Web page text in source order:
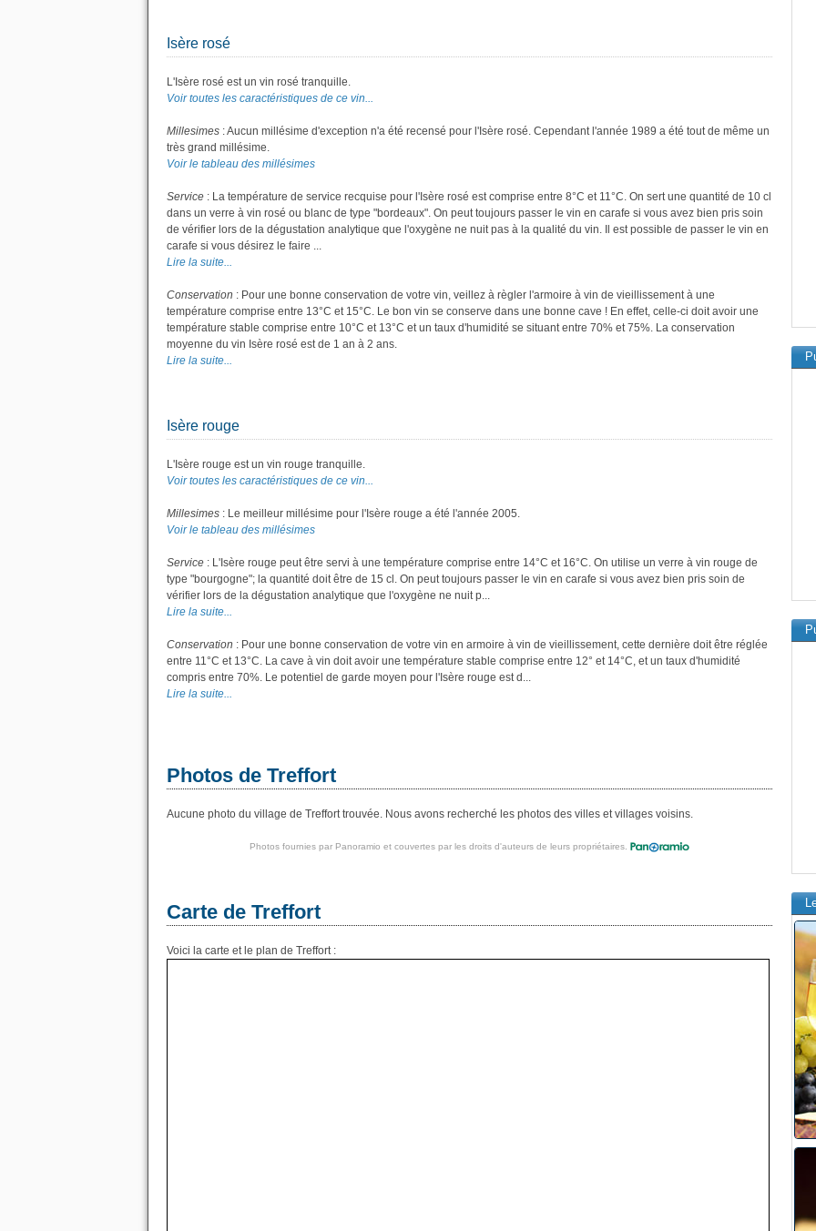
Isère rosé
L'Isère rosé est un vin rosé tranquille.
Voir toutes les caractéristiques de ce vin...
Millesimes : Aucun millésime d'exception n'a été recensé pour l'Isère rosé. Cependant l'année 1989 a été tout de même un
très grand millésime.
Voir le tableau des millésimes
Service : La température de service recquise pour l'Isère rosé est comprise entre 8°C et 11°C. On sert une quantité de 10 cl
dans un verre à vin rosé ou blanc de type "bordeaux". On peut toujours passer le vin en carafe si vous avez bien pris soin
de vérifier lors de la dégustation analytique que l'oxygène ne nuit pas à la qualité du vin. Il est possible de passer le vin en
carafe si vous désirez le faire ...
Lire la suite...
Conservation : Pour une bonne conservation de votre vin, veillez à règler l'armoire à vin de vieillissement à une
température comprise entre 13°C et 15°C. Le bon vin se conserve dans une bonne cave ! En effet, celle-ci doit avoir une
température stable comprise entre 10°C et 13°C et un taux d'humidité se situant entre 70% et 75%. La conservation
moyenne du vin Isère rosé est de 1 an à 2 ans.
Lire la suite...
Isère rouge
L'Isère rouge est un vin rouge tranquille.
Voir toutes les caractéristiques de ce vin...
Millesimes : Le meilleur millésime pour l'Isère rouge a été l'année 2005.
Voir le tableau des millésimes
Service : L'Isère rouge peut être servi à une température comprise entre 14°C et 16°C. On utilise un verre à vin rouge de
type "bourgogne"; la quantité doit être de 15 cl. On peut toujours passer le vin en carafe si vous avez bien pris soin de
vérifier lors de la dégustation analytique que l'oxygène ne nuit p...
Lire la suite...
Conservation : Pour une bonne conservation de votre vin en armoire à vin de vieillissement, cette dernière doit être réglée
entre 11°C et 13°C. La cave à vin doit avoir une température stable comprise entre 12° et 14°C, et un taux d'humidité
compris entre 70%. Le potentiel de garde moyen pour l'Isère rouge est d...
Lire la suite...
Photos de Treffort
Aucune photo du village de Treffort trouvée. Nous avons recherché les photos des villes et villages voisins.
Photos fournies par Panoramio et couvertes par les droits d'auteurs de leurs propriétaires.
Carte de Treffort
Voici la carte et le plan de Treffort :